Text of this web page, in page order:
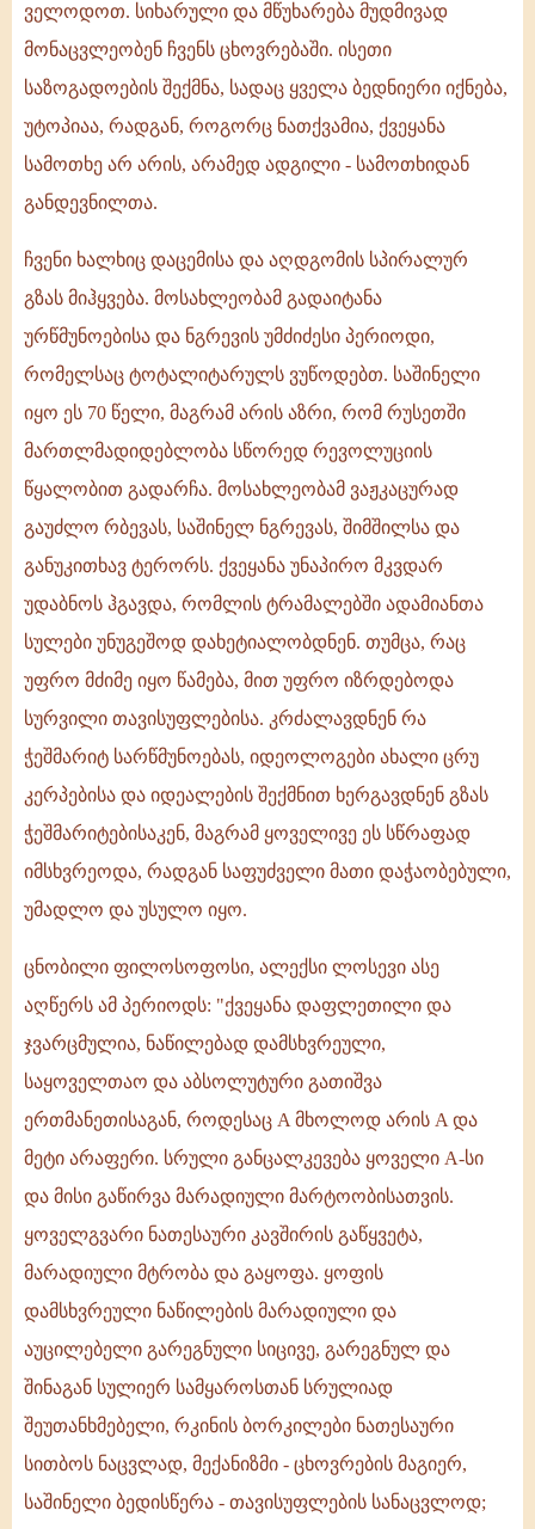
ველოდოთ. სიხარული და მწუხარება მუდმივად
მონაცვლეობენ ჩვენს ცხოვრებაში. ისეთი
საზოგადოების შექმნა, სადაც ყველა ბედნიერი იქნება,
უტოპიაა, რადგან, როგორც ნათქვამია, ქვეყანა
სამოთხე არ არის, არამედ ადგილი - სამოთხიდან
განდევნილთა.
ჩვენი ხალხიც დაცემისა და აღდგომის სპირალურ
გზას მიჰყვება. მოსახლეობამ გადაიტანა
ურწმუნოებისა და ნგრევის უმძიძესი პერიოდი,
რომელსაც ტოტალიტარულს ვუწოდებთ. საშინელი
იყო ეს 70 წელი, მაგრამ არის აზრი, რომ რუსეთში
მართლმადიდებლობა სწორედ რევოლუციის
წყალობით გადარჩა. მოსახლეობამ ვაჟკაცურად
გაუძლო რბევას, საშინელ ნგრევას, შიმშილსა და
განუკითხავ ტერორს. ქვეყანა უნაპირო მკვდარ
უდაბნოს ჰგავდა, რომლის ტრამალებში ადამიანთა
სულები უნუგეშოდ დახეტიალობდნენ. თუმცა, რაც
უფრო მძიმე იყო წამება, მით უფრო იზრდებოდა
სურვილი თავისუფლებისა. კრძალავდნენ რა
ჭეშმარიტ სარწმუნოებას, იდეოლოგები ახალი ცრუ
კერპებისა და იდეალების შექმნით ხერგავდნენ გზას
ჭეშმარიტებისაკენ, მაგრამ ყოველივე ეს სწრაფად
იმსხვრეოდა, რადგან საფუძველი მათი დაჭაობებული,
უმადლო და უსულო იყო.
ცნობილი ფილოსოფოსი, ალექსი ლოსევი ასე
აღწერს ამ პერიოდს: "ქვეყანა დაფლეთილი და
ჯვარცმულია, ნაწილებად დამსხვრეული,
საყოველთაო და აბსოლუტური გათიშვა
ერთმანეთისაგან, როდესაც A მხოლოდ არის A და
მეტი არაფერი. სრული განცალკევება ყოველი A-სი
და მისი გაწირვა მარადიული მარტოობისათვის.
ყოველგვარი ნათესაური კავშირის გაწყვეტა,
მარადიული მტრობა და გაყოფა. ყოფის
დამსხვრეული ნაწილების მარადიული და
აუცილებელი გარეგნული სიცივე, გარეგნულ და
შინაგან სულიერ სამყაროსთან სრულიად
შეუთანხმებელი, რკინის ბორკილები ნათესაური
სითბოს ნაცვლად, მექანიზმი - ცხოვრების მაგიერ,
საშინელი ბედისწერა - თავისუფლების სანაცვლოდ;